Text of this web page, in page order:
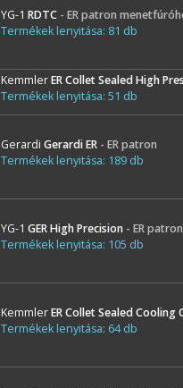
YG-1 RDTC - ER patron
Termékek lenyitása: 81 db
KemmlerER Collet Sealed High
Termékek lenyitása: 51 db
Gerardi Gerardi ER - ER patron
Termékek lenyitása: 189 db
YG-1 GER High Precision - ER
Termékek lenyitása: 105 db
KemmlerER Collet Sealed
Termékek lenyitása: 64 db